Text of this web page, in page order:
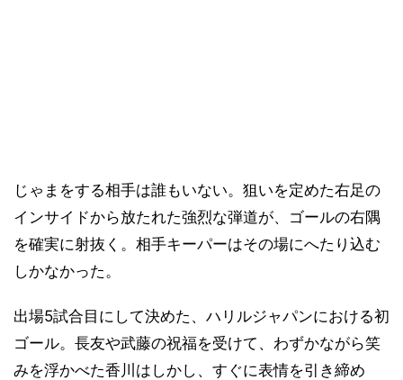
じゃまをする相手は誰もいない。狙いを定めた右足の
インサイドから放たれた強烈な弾道が、ゴールの右隅
を確実に射抜く。相手キーパーはその場にへたり込む
しかなかった。
出場5試合目にして決めた、ハリルジャパンにおける初
ゴール。長友や武藤の祝福を受けて、わずかながら笑
みを浮かべた香川はしかし、すぐに表情を引き締め